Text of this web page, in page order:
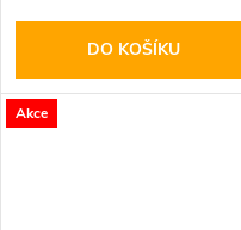
DO KOŠÍKU
Akce